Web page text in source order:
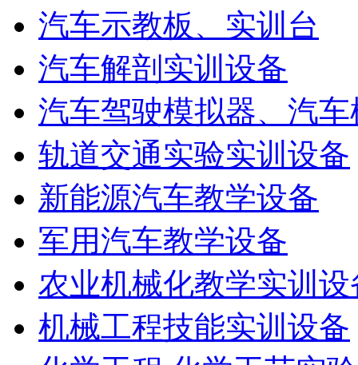
汽车示教板、实训台
汽车解剖实训设备
汽车驾驶模拟器、汽车
轨道交通实验实训设备
新能源汽车教学设备
军用汽车教学设备
农业机械化教学实训设
机械工程技能实训设备